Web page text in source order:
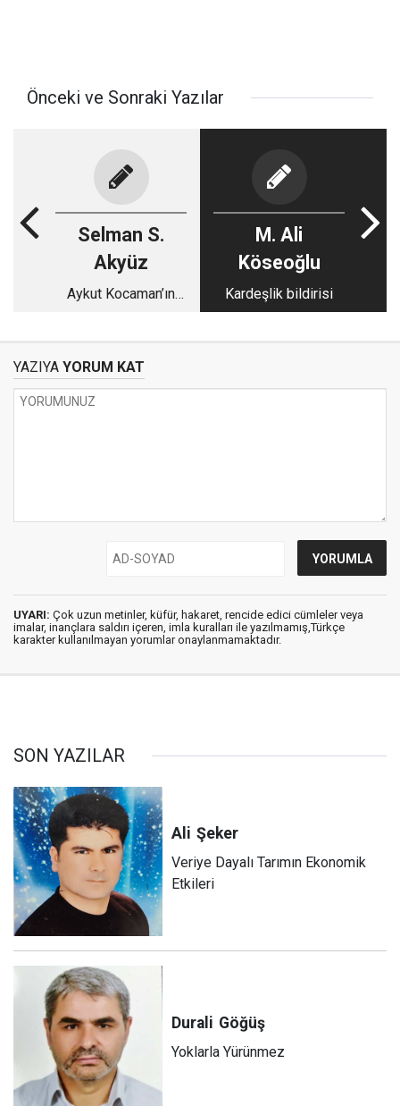
Önceki ve Sonraki Yazılar
Selman S.
Akyüz
Aykut Kocaman’ın
M. Ali
Köseoğlu
Kardeşlik bildirisi
YAZIYA YORUM KAT
UYARI: Çok uzun metinler, küfür, hakaret, rencide edici cümleler veya
imalar, inançlara saldırı içeren, imla kuralları ile yazılmamış,Türkçe
karakter kullanılmayan yorumlar onaylanmamaktadır.
SON YAZILAR
Ali Şeker
Veriye Dayalı Tarımın Ekonomik
Etkileri
Durali Göğüş
Yoklarla Yürünmez